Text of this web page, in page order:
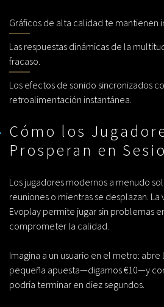
Gráficos de alta calidad te mantienen
Las respuestas dinámicas de la
fracaso.
Los efectos de sonido sincronizados
retroalimentación instantánea.
Cómo los
Prosperan en
Los jugadores modernos a menudo
reuniones o mientras se desplazan. La
Evoplay permite jugar sin problemas
comprometer la calidad.
Imagina a un usuario en el metro: abre
pequeña apuesta—digamos €10—y
podría terminar en diez segundos.